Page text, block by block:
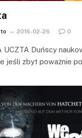
2016-02-26 0
UCZTA Duńscy
jeśli zbyt poważnie